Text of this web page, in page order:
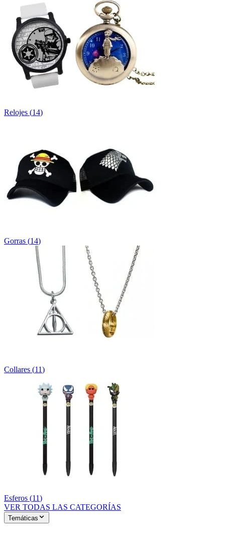
Relojes (14)
Gorras (14)
Collares (11)
Esferos (11)
VER TODAS LAS CATEGORÍAS
Temáticas